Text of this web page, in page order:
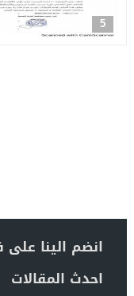
5
انضم الينا
احدث المقالات